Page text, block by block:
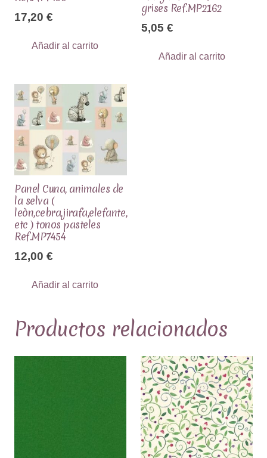
17,20 €
Añadir al carrito
grises Ref.MP2162
5,05€
Añadir al carrito
Panel Cuna, animales de
la selva (
leòn,cebra,jirafa,elefante,
etc ) tonos pasteles
Ref.MP7454
12,00 €
Añadir al carrito
Productos relacionados